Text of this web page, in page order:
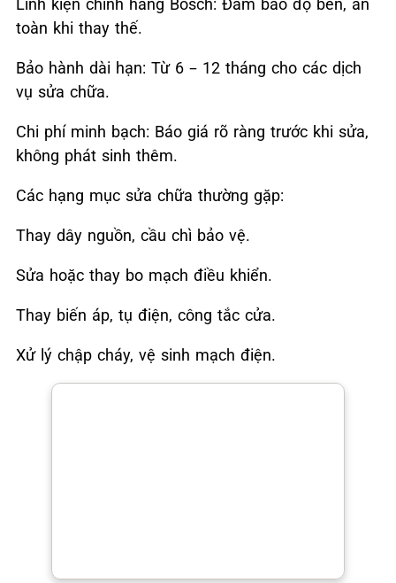
Linh kiện chính hãng Bosch: Đảm bảo độ bền, an
toàn khi thay thế.
Bảo hành dài hạn: Từ 6 – 12 tháng cho các dịch
vụ sửa chữa.
Chi phí minh bạch: Báo giá rõ ràng trước khi sửa,
không phát sinh thêm.
Các hạng mục sửa chữa thường gặp:
Thay dây nguồn, cầu chì bảo vệ.
Sửa hoặc thay bo mạch điều khiển.
Thay biến áp, tụ điện, công tắc cửa.
Xử lý chập cháy, vệ sinh mạch điện.